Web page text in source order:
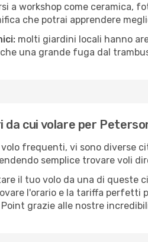
a workshop come ceramica,
che potrai apprendere
molti giardini locali hanno
una grande fuga dal
da cui volare per
volo frequenti, vi sono diverse
semplice trovare voli
il tuo volo da una di queste
l'orario e la tariffa perfetti
Point grazie alle nostre